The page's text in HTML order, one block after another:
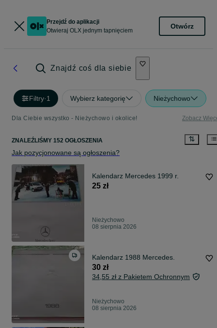
Przejdź do aplikacji
Otwieraj OLX jednym tapnięciem
Otwórz
Znajdź coś dla siebie
Filtry·1 Wybierz kategorię Nieżychowo
Dla Ciebie wszystko - Nieżychowo i okolice! Zobacz
ZNALEŹLIŚMY 152 OGŁOSZENIA
Jak pozycjonowane są ogłoszenia?
Kalendarz Mercedes 1999 r.
25 zł
Nieżychowo
08 sierpnia 2026
Kalendarz 1988 Mercedes.
30 zł
34,55 zł z Pakietem Ochronnym
Nieżychowo
08 sierpnia 2026